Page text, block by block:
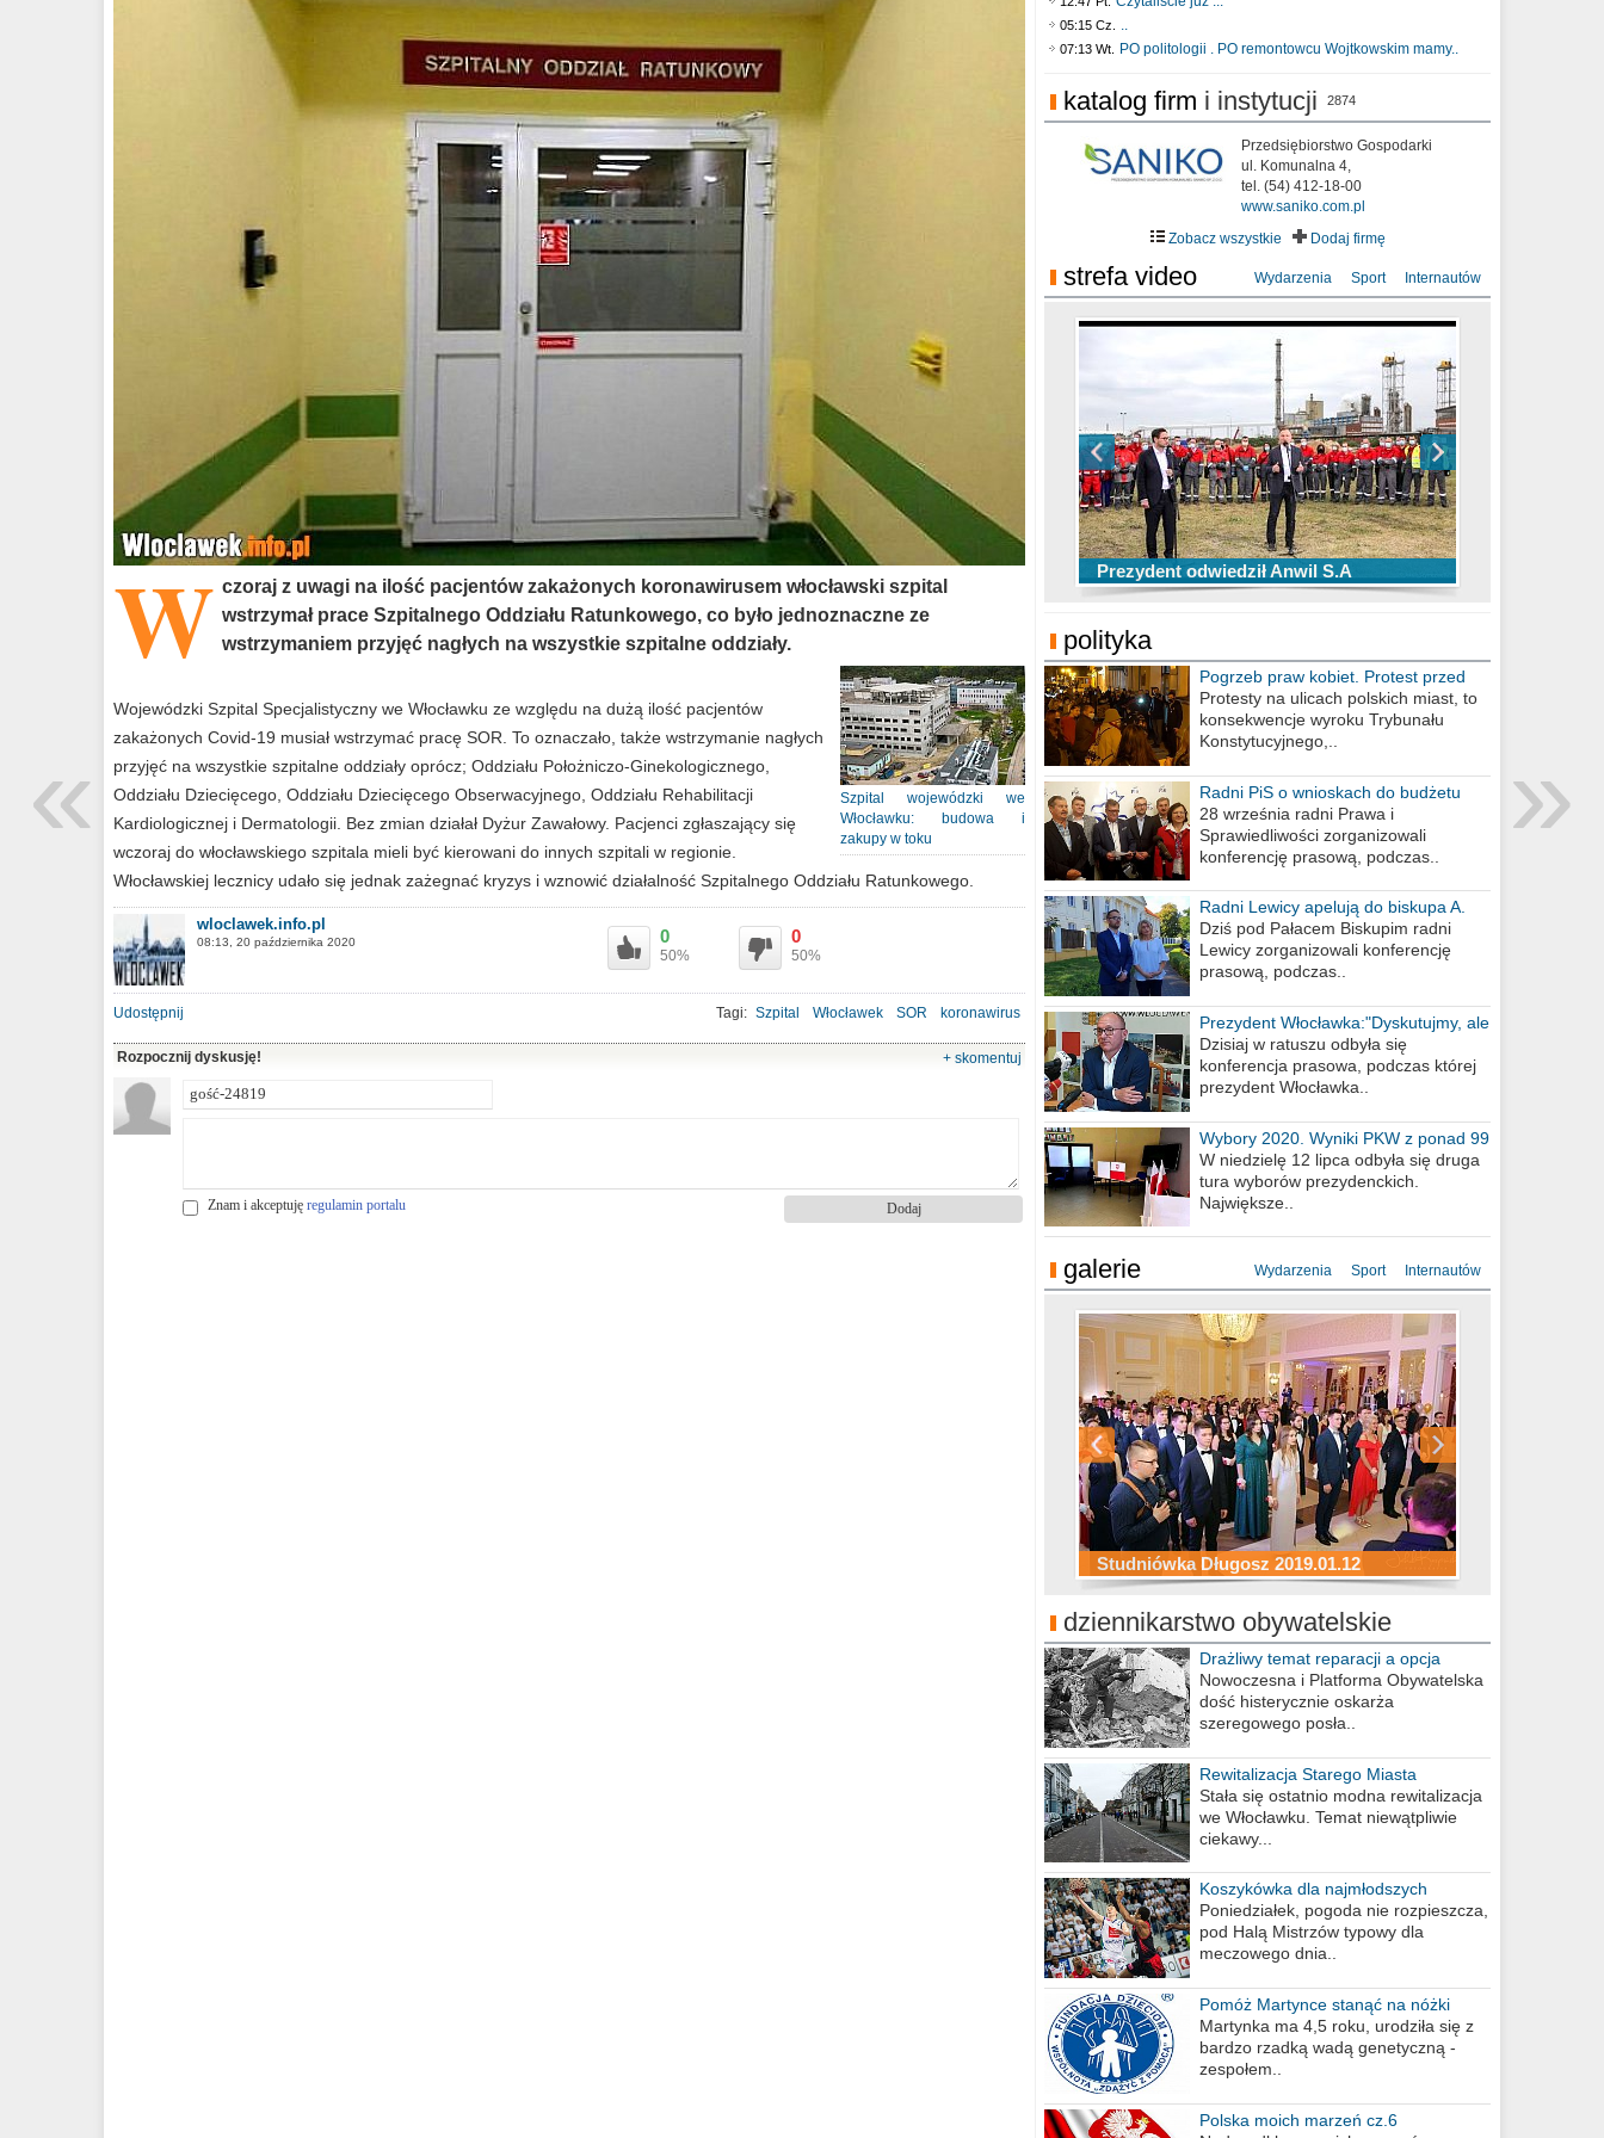
W czoraj z uwagi na ilość pacjentów zakażonych koronawirusem włocławski szpital
wstrzymał prace Szpitalnego Oddziału Ratunkowego, co było jednoznaczne ze
wstrzymaniem przyjęć nagłych na wszystkie szpitalne oddziały.
Szpital wojewódzki we
Włocławku: budowa i
zakupy w toku
Wojewódzki Szpital Specjalistyczny we Włocławku ze względu na dużą ilość pacjentów
zakażonych Covid-19 musiał wstrzymać pracę SOR. To oznaczało, także wstrzymanie nagłych
przyjęć na wszystkie szpitalne oddziały oprócz; Oddziału Położniczo-Ginekologicznego,
Oddziału Dziecięcego, Oddziału Dziecięcego Obserwacyjnego, Oddziału Rehabilitacji
Kardiologicznej i Dermatologii. Bez zmian działał Dyżur Zawałowy. Pacjenci zgłaszający się
wczoraj do włocławskiego szpitala mieli być kierowani do innych szpitali w regionie.
Włocławskiej lecznicy udało się jednak zażegnać kryzys i wznowić działalność Szpitalnego Oddziału Ratunkowego.
wloclawek.info.pl
08:13, 20 października 2020 0
50%
0
50%
Udostępnij Tagi: Szpital Włocławek SOR koronawirus
Rozpocznij dyskusję! + skomentuj
Znam i akceptuję regulamin portalu
05:15 Cz. ..
07:13 Wt. PO politologii . PO remontowcu Wojtkowskim mamy..
katalog firm i instytucji 2874
Przedsiębiorstwo Gospodarki
ul. Komunalna 4,
tel. (54) 412-18-00
www.saniko.com.pl
Zobacz wszystkie
Dodaj firmę
strefa video Wydarzenia Sport Internautów
Prezydent odwiedził Anwil S.A
TOP 10 przechwytów Anwilu Włocławek
w EBL w sezonie 2019/2020
TOP 5 rzutów Anwilu Włocławek w BCL
w sezonie 2019/2020
Ni To Ponk - W oczach mamy strach
sixf33t .Last Year DRONE FOOTAGE
Włocławek
XXIII Sesja Rady Miasta Włocławek VIII
kadencji w dniu 09.06.2020 r.
polityka
Pogrzeb praw kobiet. Protest przed
biurem poselskim PiS
Protesty na ulicach polskich miast, to
konsekwencje wyroku Trybunału
Konstytucyjnego,..
Radni PiS o wnioskach do budżetu
miasta na 2021 rok
28 września radni Prawa i
Sprawiedliwości zorganizowali
konferencję prasową, podczas..
Radni Lewicy apelują do biskupa A.
Wiesława Meringa
Dziś pod Pałacem Biskupim radni
Lewicy zorganizowali konferencję
prasową, podczas..
Prezydent Włocławka:"Dyskutujmy, ale
nie obrażajmy się”
Dzisiaj w ratuszu odbyła się
konferencja prasowa, podczas której
prezydent Włocławka..
Wybory 2020. Wyniki PKW z ponad 99
procent obwodów
W niedzielę 12 lipca odbyła się druga
tura wyborów prezydenckich.
Największe..
galerie Wydarzenia Sport Internautów
Studniówka Długosz 2019.01.12
ZS Budowlanych 2019.01.12
Studniówka LZK 2019.01.11
Studniówka Kopernik 2019.01.11
Studniówka LMK 2019.01.05
Studniówka ZS Ekonomicznych
2019.01.05
dziennikarstwo obywatelskie
Drażliwy temat reparacji a opcja
berlińska
Nowoczesna i Platforma Obywatelska
dość histerycznie oskarża
szeregowego posła..
Rewitalizacja Starego Miasta
Stała się ostatnio modna rewitalizacja
we Włocławku. Temat niewątpliwie
ciekawy...
Koszykówka dla najmłodszych
Poniedziałek, pogoda nie rozpieszcza,
pod Halą Mistrzów typowy dla
meczowego dnia..
Pomóż Martynce stanąć na nóżki
Martynka ma 4,5 roku, urodziła się z
bardzo rzadką wadą genetyczną -
zespołem..
Polska moich marzeń cz.6
»
«